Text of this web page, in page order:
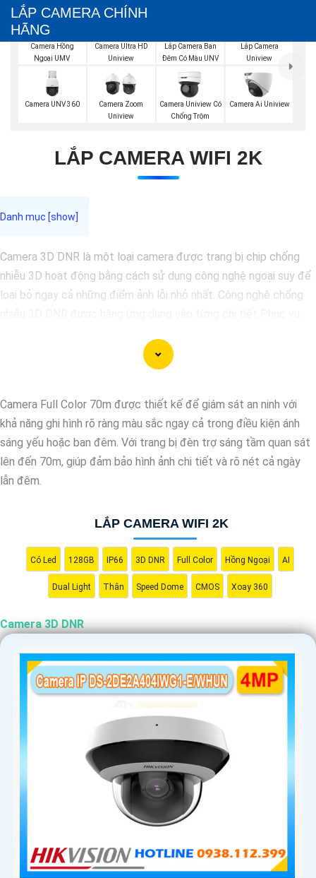
LẮP CAMERA CHÍNH
HÃNG
Camera Hồng
Ngoại UMV
Camera Ultra HD
Uniview
Lắp Camera Ban
Đêm Có Màu UNV
Lắp Camera
Uniview
Camera UNV 360
Camera Zoom
Uniview
Camera Uniview Có
Chống Trộm
Camera Ai Uniview
LẮP CAMERA WIFI 2K
Camera 3D DNR là một loại camera được trang bị chip chống
nhiễu 3D hoạt động bằng cách sử dụng công nghệ ngoại suy để
loại bỏ ngay cả những điểm ảnh lỗi nhỏ nhất. Công nghệ chống
Với tính năng chống nhiễu 3D DNR camera sẽ giúp bạn quan sát
sáng yếu hoặc độ nhiễu cao. Với Những Trang bị cao cấp làm
cho việc giám sát, quan sát trở nên dễ dàng và chính xác hơn.
'
Camera Full Color 70m được thiết kế để giám sát an ninh với
khả năng ghi hình rõ ràng màu sắc ngay cả trong điều kiện ánh
sáng yếu hoặc ban đêm. Với trang bị đèn trợ sáng tầm quan sát
lên đến 70m, giúp đảm bảo hình ảnh chi tiết và rõ nét cả ngày
lẫn đêm.
LẮP CAMERA WIFI 2K
Có Led 128GB IP66 3D DNR Full Color Hồng Ngoại AI
Dual Light Thân Speed Dome CMOS Xoay 360
Camera 3D DNR